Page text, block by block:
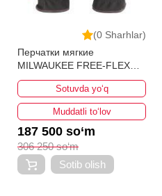
(0 Sharhlar)
Перчатки мягкие
MILWAUKEE FREE-FLEX
11/XXL
Sotuvda yo‘q
Muddatli to‘lov
187 500 so‘m
306 250 so‘m
Sotib olish